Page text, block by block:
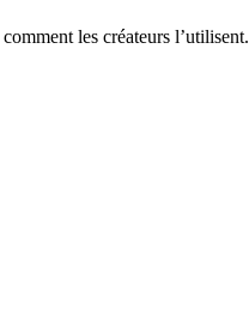
les créateurs l’utilisent.